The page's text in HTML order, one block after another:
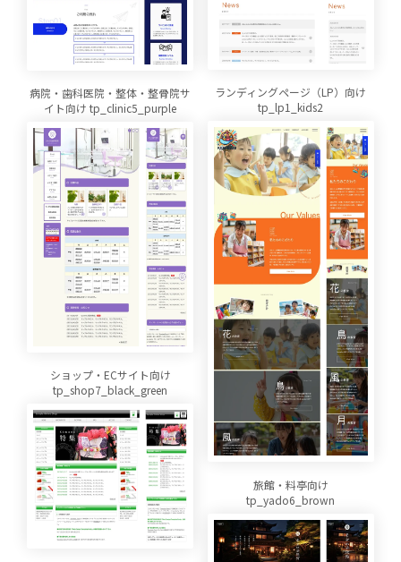
ランディングページ（LP）向け
tp_lp1_kids2
病院・歯科医院・整体・整骨院サ
イト向け tp_clinic5_purple
ショップ・ECサイト向け
tp_shop7_black_green
旅館・料亭向け
tp_yado6_brown